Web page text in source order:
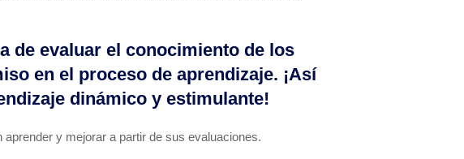
de evaluar el conocimiento de los
en el proceso de aprendizaje. ¡Así
dinámico y estimulante!
y mejorar a partir de sus evaluaciones.